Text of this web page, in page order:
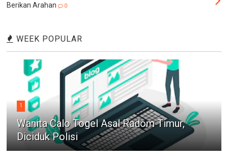
Berikan Arahan
0
WEEK POPULAR
1
Wanita Calo Togel Asal Radom Timur,
Diciduk Polisi